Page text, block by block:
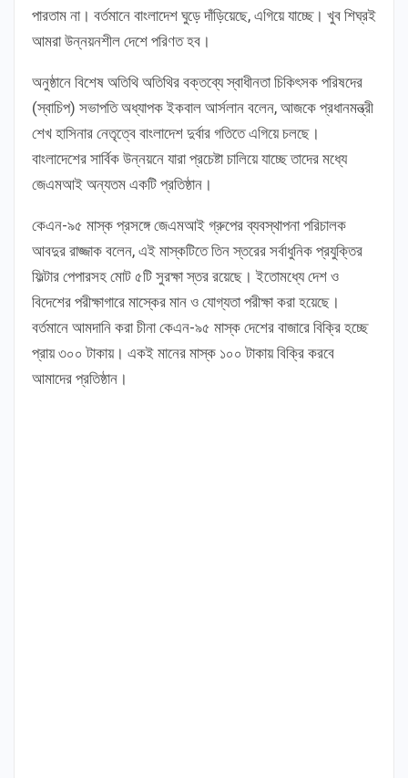
পারতাম না। বর্তমানে বাংলাদেশ ঘুড়ে দাঁড়িয়েছে, এগিয়ে যাচ্ছে। খুব শিঘ্রই
আমরা উন্নয়নশীল দেশে পরিণত হব।
অনুষ্ঠানে বিশেষ অতিথি অতিথির বক্তব্যে স্বাধীনতা চিকিৎসক পরিষদের
(স্বাচিপ) সভাপতি অধ্যাপক ইকবাল আর্সলান বলেন, আজকে প্রধানমন্ত্রী
শেখ হাসিনার নেতৃত্বে বাংলাদেশ দুর্বার গতিতে এগিয়ে চলছে।
বাংলাদেশের সার্বিক উন্নয়নে যারা প্রচেষ্টা চালিয়ে যাচ্ছে তাদের মধ্যে
জেএমআই অন্যতম একটি প্রতিষ্ঠান।
কেএন-৯৫ মাস্ক প্রসঙ্গে জেএমআই গ্রুপের ব্যবস্থাপনা পরিচালক
আবদুর রাজ্জাক বলেন, এই মাস্কটিতে তিন স্তরের সর্বাধুনিক প্রযুক্তির
ফিল্টার পেপারসহ মোট ৫টি সুরক্ষা স্তর রয়েছে। ইতোমধ্যে দেশ ও
বিদেশের পরীক্ষাগারে মাস্কের মান ও যোগ্যতা পরীক্ষা করা হয়েছে।
বর্তমানে আমদানি করা চীনা কেএন-৯৫ মাস্ক দেশের বাজারে বিক্রি হচ্ছে
প্রায় ৩০০ টাকায়। একই মানের মাস্ক ১০০ টাকায় বিক্রি করবে
আমাদের প্রতিষ্ঠান।